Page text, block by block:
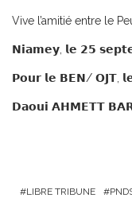
Vive l’amitié entre le
𝗡𝗶𝗮𝗺𝗲𝘆, 𝗹𝗲 𝟮𝟱
𝗣𝗼𝘂𝗿 𝗹𝗲 𝗕𝗘𝗡/ 𝗢𝗝𝗧,
𝗗𝗮𝗼𝘂𝗶 𝗔𝗛𝗠𝗘𝗧𝗧
LIBRE TRIBUNE